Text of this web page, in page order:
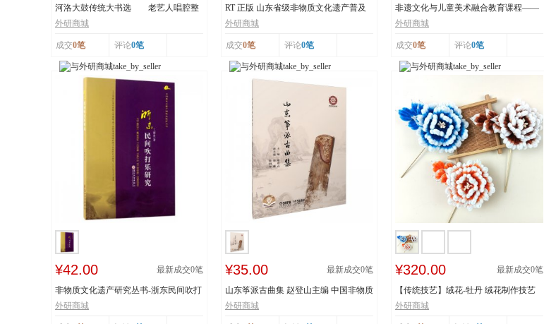
河洛大鼓传统大书选 老艺人唱腔整
理 采撷民间...
外研商城
成交0笔 评论0笔
RT 正版 山东省级非物质文化遗产普及
读本:下:传统舞...
外研商城
成交0笔 评论0笔
非遗文化与儿童美术融合教育课程——
以深圳鱼灯舞为...
外研商城
成交0笔 评论0笔
¥42.00 最新成交0笔
非物质文化遗产研究丛书-浙东民间吹打
乐研究 作...
外研商城
¥35.00 最新成交0笔
山东筝派古曲集 赵登山主编 中国非物质
文化遗产 上...
外研商城
¥320.00 最新成交0笔
【传统技艺】绒花-牡丹 绒花制作技艺
市级非物质...
外研商城